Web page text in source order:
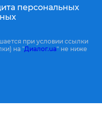
персональных
при условии ссылки
на "Диалог.ua" не ниже